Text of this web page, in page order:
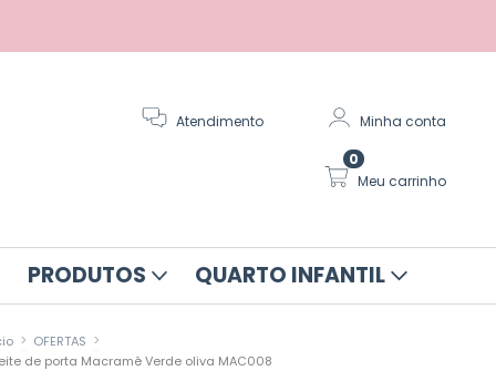
Atendimento Minha conta
Meu carrinho
0
PRODUTOS QUARTO INFANTIL
> OFERTAS >
de porta Macramê Verde oliva MAC008